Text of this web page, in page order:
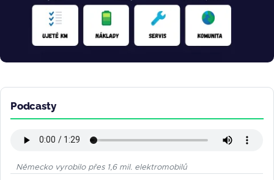
Podcasty
Německo vyrobilo přes 1,6 mil. elektromobilů